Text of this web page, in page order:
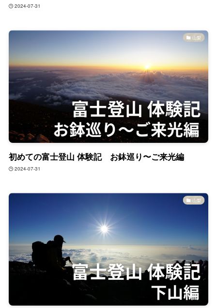
2024-07-31
山梨
初めての富士登山 体験記 お鉢巡り〜ご来光編
2024-07-31
山梨